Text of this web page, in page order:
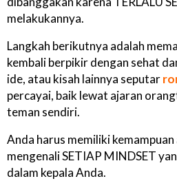
melakukannya.
Langkah berikutnya adalah
kembali berpikir dengan sehat
ide, atau kisah lainnya seputar
percayai, baik lewat ajaran
teman sendiri.
Anda harus memiliki
mengenali SETIAP MINDSET
dalam kepala Anda.